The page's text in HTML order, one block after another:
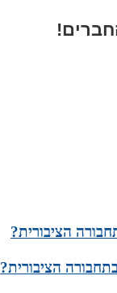
הציבורית?
הציבורית?